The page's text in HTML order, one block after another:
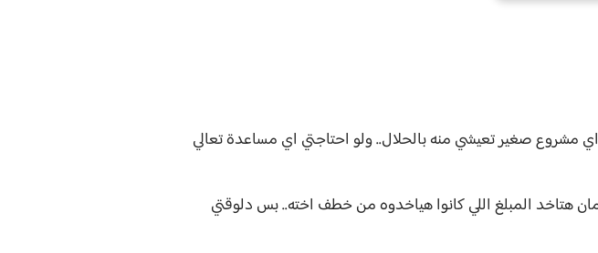
مشروع صغير تعيشي منه بالحلال.. ولو احتاجتي اي مساعدة تعالي
المبلغ اللي كانوا هياخدوه من خطف اخته.. بس دلوقتي